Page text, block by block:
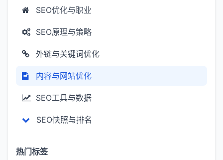
SEO优化与职业
SEO原理与策略
外链与关键词优化
内容与网站优化
SEO工具与数据
SEO快照与排名
热门标签